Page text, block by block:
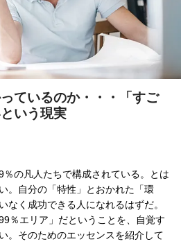
ているのか・・・「すご
いう現実
の凡人たちで構成されている。とは
。自分の「特性」とおかれた「環
なく成功できる人になれるはずだ。
％エリア」だということを、自覚す
。そのためのエッセンスを紹介して